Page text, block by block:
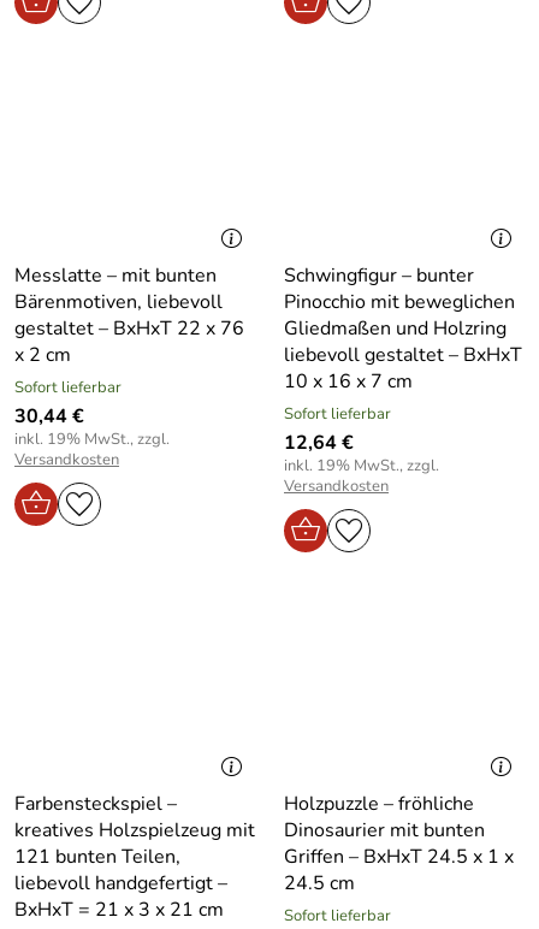
Messlatte – mit bunten
Bärenmotiven, liebevoll
gestaltet – BxHxT 22 x 76
x 2 cm
Sofort lieferbar
30,44 €
inkl. 19% MwSt., zzgl.
Versandkosten
Schwingfigur – bunter
Pinocchio mit beweglichen
Gliedmaßen und Holzring
liebevoll gestaltet – BxHxT
10 x 16 x 7 cm
Sofort lieferbar
12,64 €
inkl. 19% MwSt., zzgl.
Versandkosten
Farbensteckspiel –
kreatives Holzspielzeug mit
121 bunten Teilen,
liebevoll handgefertigt –
BxHxT = 21 x 3 x 21 cm
Holzpuzzle – fröhliche
Dinosaurier mit bunten
Griffen – BxHxT 24.5 x 1 x
24.5 cm
Sofort lieferbar